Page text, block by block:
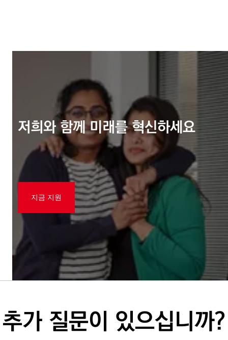
저희와 함께 미래를 혁신하세요
지금 지원
추가 질문이 있으십니까?